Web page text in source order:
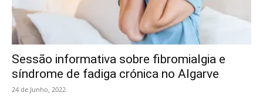
Sessão informativa sobre fibromialgia e
síndrome de fadiga crónica no Algarve
24 de Junho, 2022